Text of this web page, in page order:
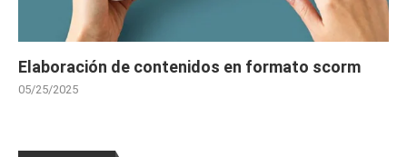
Elaboración de contenidos en formato scorm
05/25/2025